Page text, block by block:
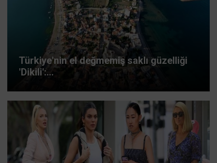
Türkiye'nin el değmemiş saklı güzelliği
'Dikili':...